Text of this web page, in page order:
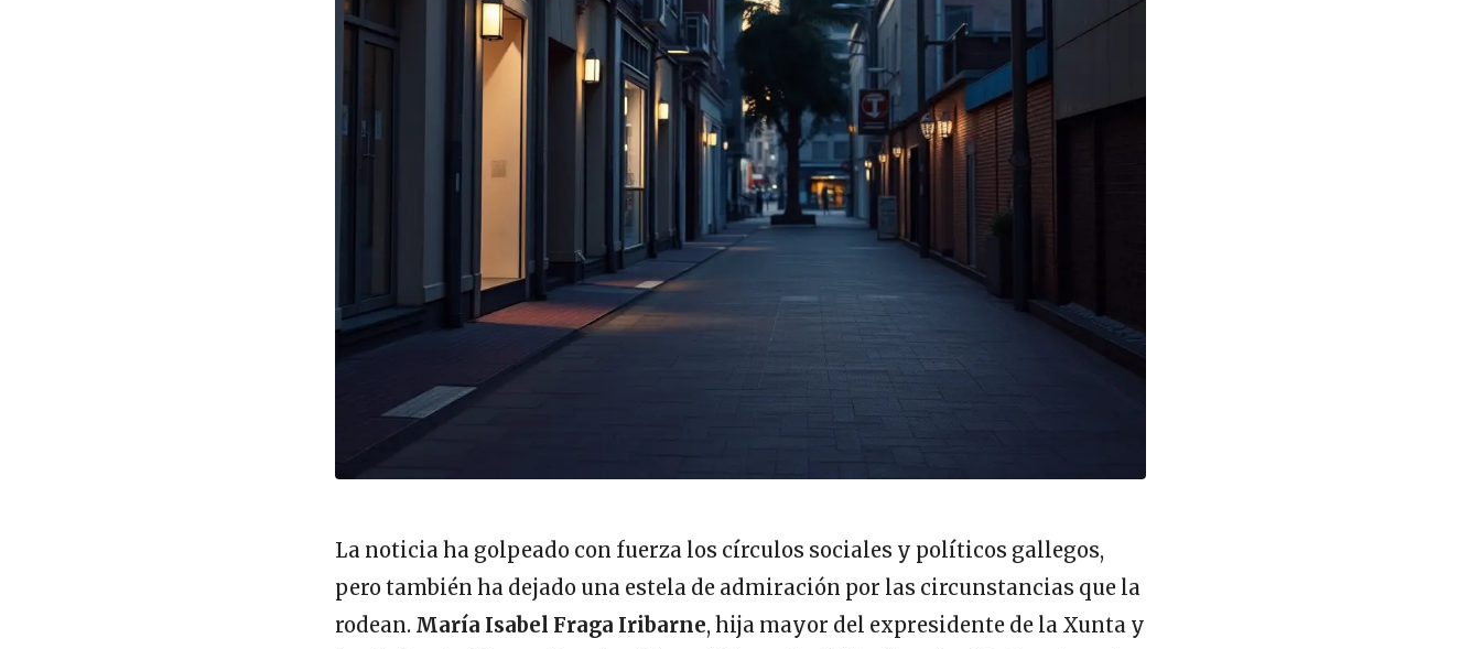
La noticia ha golpeado con fuerza los círculos sociales y políticos gallegos,
pero también ha dejado una estela de admiración por las circunstancias que la
rodean. María Isabel Fraga Iribarne, hija mayor del expresidente de la Xunta y